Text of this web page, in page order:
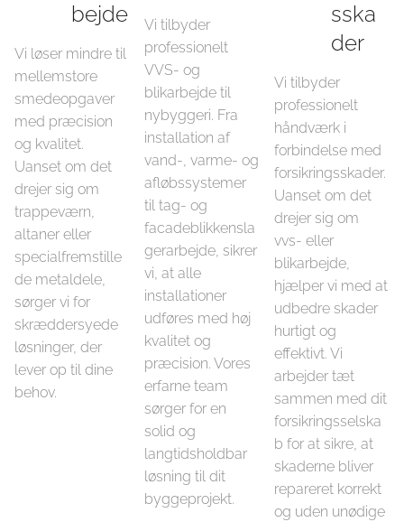
bejde
Vi løser mindre til
mellemstore
smedeopgaver
med præcision
og kvalitet.
Uanset om det
drejer sig om
trappeværn,
altaner eller
specialfremstille
de metaldele,
sørger vi for
skræddersyede
løsninger, der
lever op til dine
behov.
Vi tilbyder
professionelt
VVS- og
blikarbejde til
nybyggeri. Fra
installation af
vand-, varme- og
afløbssystemer
til tag- og
facadeblikkensla
gerarbejde, sikrer
vi, at alle
installationer
udføres med høj
kvalitet og
præcision. Vores
erfarne team
sørger for en
solid og
langtidsholdbar
løsning til dit
byggeprojekt.
sska
der
Vi tilbyder
professionelt
håndværk i
forbindelse med
forsikringsskader.
Uanset om det
drejer sig om
vvs- eller
blikarbejde,
hjælper vi med at
udbedre skader
hurtigt og
effektivt. Vi
arbejder tæt
sammen med dit
forsikringsselska
b for at sikre, at
skaderne bliver
repareret korrekt
og uden unødige